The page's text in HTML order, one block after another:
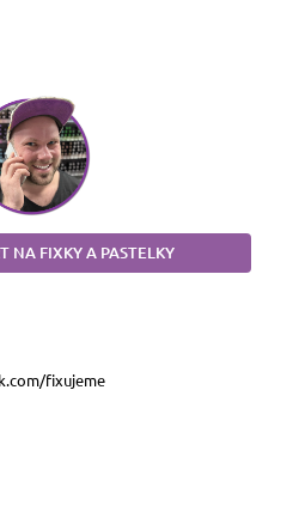
NA FIXKY A PASTELKY
fixujeme